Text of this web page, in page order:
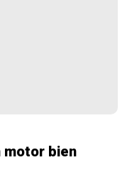
motor bien